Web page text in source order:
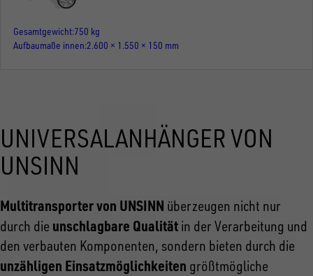
Gesamtgewicht 750 kg
Aufbaumaße innen 2.600 × 1.550 × 150 mm
UNIVERSALANHÄNGER VON
UNSINN
Multitransporter von UNSINN überzeugen nicht nur
durch die unschlagbare Qualität in der Verarbeitung und
den verbauten Komponenten, sondern bieten durch die
unzähligen Einsatzmöglichkeiten größtmögliche